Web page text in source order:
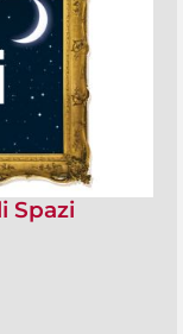
Spazi